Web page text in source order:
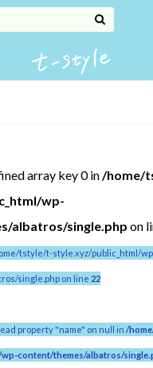
array key 0 in/home/
wp-
albatros/single.php on
tstyle/t-style.xyz/public_html/
single.php on line 22
property "name" on null in/
content/themes/albatros/